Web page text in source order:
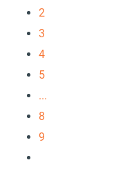
2
3
4
5
...
8
9